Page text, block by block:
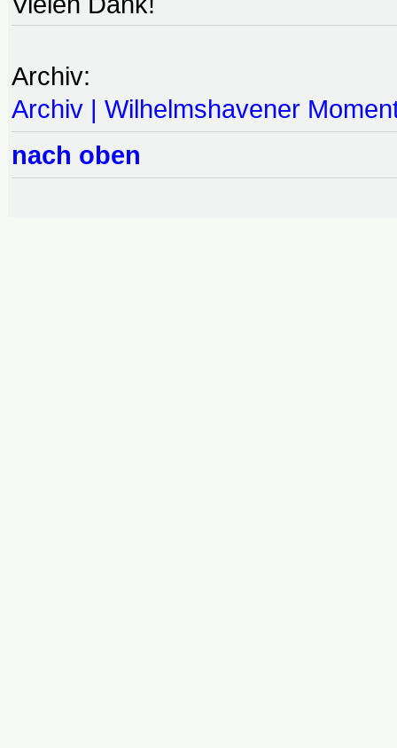
Archiv:
Archiv | Wilhelmshavener
nach oben